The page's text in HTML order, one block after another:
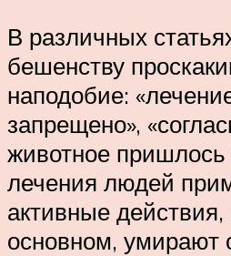
В различных
бешенству
наподобие:
запрещено»,
животное пришлось
лечения людей
активные
основном, умирают